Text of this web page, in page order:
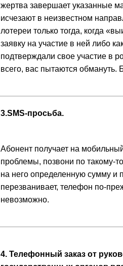
жертва завершает указанные
исчезают в неизвестном
лотереи только тогда, когда
заявку на участие в ней либо
подтверждали свое участие в
всего, вас пытаются обмануть.
3.SMS-просьба.
Абонент получает на
проблемы, позвони по такому-
на него определенную сумму и
перезванивает, телефон по-
невозможно.
4. Телефонный заказ от